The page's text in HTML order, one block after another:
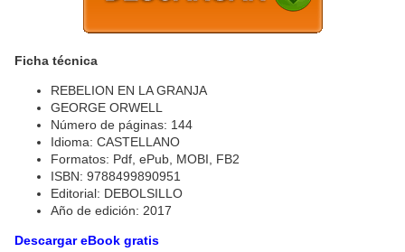
Ficha técnica
REBELION EN LA GRANJA
GEORGE ORWELL
Número de páginas: 144
Idioma: CASTELLANO
Formatos: Pdf, ePub, MOBI, FB2
ISBN: 9788499890951
Editorial: DEBOLSILLO
Año de edición: 2017
Descargar eBook gratis